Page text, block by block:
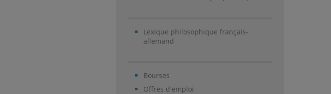
Lexique philosophique français-
allemand
Bourses
Offres d'emploi